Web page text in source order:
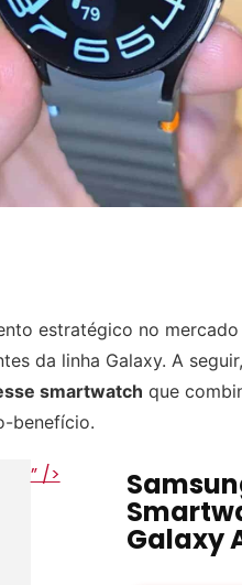
estratégico no
da linha Galaxy. A
smartwatch que
benefício.
” />
Galaxy